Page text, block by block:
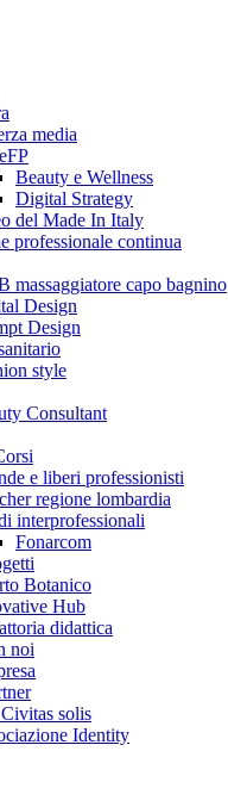
media
Beauty e Wellness
Digital Strategy
del Made In Italy
professionale continua
massaggiatore capo bagnino
Design
Design
style
Consultant
e liberi professionisti
regione lombardia
interprofessionali
Fonarcom
Botanico
Hub
didattica
noi
solis
Identity